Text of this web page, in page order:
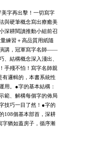
字再出擊！一切寫字
與硬筆概念寫出療癒美
深耕閱讀推動小組前召
練習＋高品質用紙隨
演講，冠軍寫字名師——
、結構概念深入淺出、
手殘不怕！寫字名師親
邏輯的，本書系統性
用。●字的基本結構：
範、解構每個字的佈局
技巧一目了然！●字的
108個基本部首，深耕
字猶如蓋房子，循序漸